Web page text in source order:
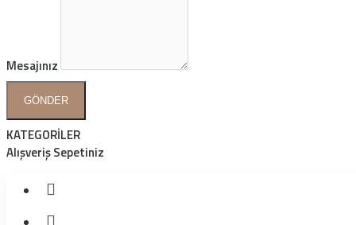
Mesajınız
GÖNDER
KATEGORİLER
Alışveriş Sepetiniz